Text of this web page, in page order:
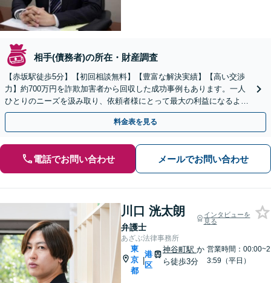
相手(債務者)の所在・財産調査
【赤坂駅徒歩5分】【初回相談無料】【豊富な解決実績】【高い交渉
力】約700万円を詐欺加害者から回収した成功事例もあります。一人
ひとりのニーズを汲み取り、依頼者様にとって最大の利益になるよう
尽力いたします。
料金表を見る
電話でお問い合わせ メールでお問い合わせ
川口 洸太朗
弁護士
インタビューを
見る
あざぶ法律事務所
東
京
都
|
港
区
神谷町駅 か
ら徒歩3分
営業時間：00:00~2
3:59（平日）